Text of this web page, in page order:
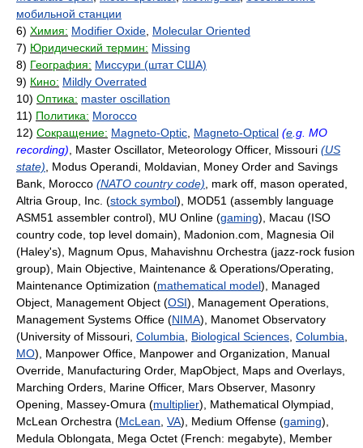
мобильной станции
6) Химия: Modifier Oxide Molecular Oriented
7) Юридический термин: Missing
8) География: Миссури (штат США)
9) Кино: Mildly Overrated
10) Оптика: master oscillation
11) Политика: Morocco
12) Сокращение: Magneto-Optic Magneto-Optical (e .g. MO
recording) , Master Oscillator, Meteorology Officer, Missouri (US
state) , Modus Operandi, Moldavian, Money Order and Savings
Bank, Morocco (NATO country code) , mark off, mason operated,
Altria Group, Inc. (stock symbol), MOD51 (assembly language
ASM51 assembler control), MU Online (gaming), Macau (ISO
country code, top level domain), Madonion.com, Magnesia Oil
(Haley's), Magnum Opus, Mahavishnu Orchestra (jazz-rock fusion
group), Main Objective, Maintenance & Operations/Operating,
Maintenance Optimization (mathematical model), Managed
Object, Management Object (OSI), Management Operations,
Management Systems Office (NIMA), Manomet Observatory
(University of Missouri, Columbia Biological Sciences Columbia
MO), Manpower Office, Manpower and Organization, Manual
Override, Manufacturing Order, MapObject, Maps and Overlays,
Marching Orders, Marine Officer, Mars Observer, Masonry
Opening, Massey-Omura (multiplier), Mathematical Olympiad,
McLean Orchestra (McLean VA), Medium Offense (gaming),
Medula Oblongata, Mega Octet (French: megabyte), Member